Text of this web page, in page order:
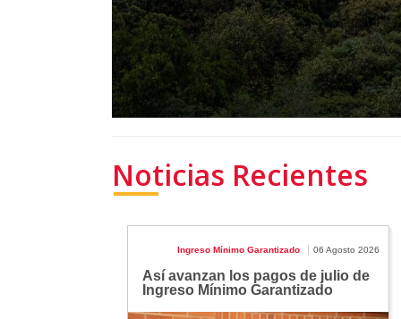
Noticias Recientes
Ingreso Mínimo Garantizado 06 Agosto 2026
Así avanzan los pagos de julio de
Ingreso Mínimo Garantizado